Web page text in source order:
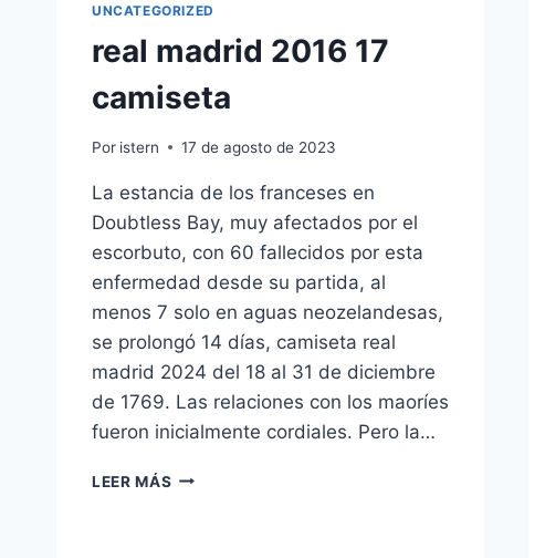
UNCATEGORIZED
real madrid 2016 17
camiseta
Por istern 17 de agosto de 2023
La estancia de los franceses en
Doubtless Bay, muy afectados por el
escorbuto, con 60 fallecidos por esta
enfermedad desde su partida, al
menos 7 solo en aguas neozelandesas,
se prolongó 14 días, camiseta real
madrid 2024 del 18 al 31 de diciembre
de 1769. Las relaciones con los maoríes
fueron inicialmente cordiales. Pero la…
LEER MÁS REAL